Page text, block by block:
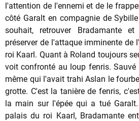
l'attention de l'ennemi et de le
côté Garalt en compagnie de
souhait, retrouver Bradamante
préserver de l'attaque imminente de
roi Kaarl. Quant à Roland toujours
voit confronté au loup fenris. Sauvé
même qui l'avait trahi Aslan le
grotte. C'est la tanière de fenris,
la main sur l'épée qui a tué
palais du roi Kaarl, Bradamante